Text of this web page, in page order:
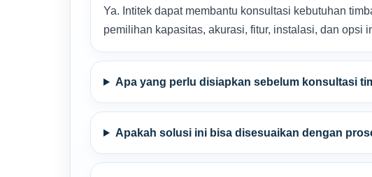
Ya. Intitek dapat membantu konsultasi kebutuhan
pemilihan kapasitas, akurasi, fitur, instalasi, dan opsi
Apa yang perlu disiapkan sebelum konsultasi
Apakah solusi ini bisa disesuaikan dengan